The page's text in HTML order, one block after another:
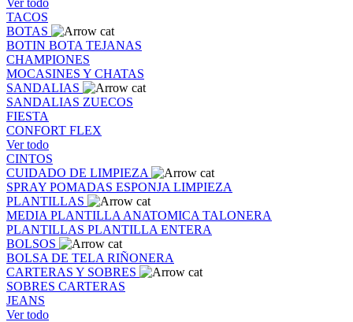
Ver todo
TACOS
BOTAS
BOTIN BOTA TEJANAS
CHAMPIONES
MOCASINES Y CHATAS
SANDALIAS
SANDALIAS ZUECOS
FIESTA
CONFORT FLEX
Ver todo
CINTOS
CUIDADO DE LIMPIEZA
SPRAY POMADAS ESPONJA LIMPIEZA
PLANTILLAS
MEDIA PLANTILLA ANATOMICA TALONERA
PLANTILLAS PLANTILLA ENTERA
BOLSOS
BOLSA DE TELA RIÑONERA
CARTERAS Y SOBRES
SOBRES CARTERAS
JEANS
Ver todo